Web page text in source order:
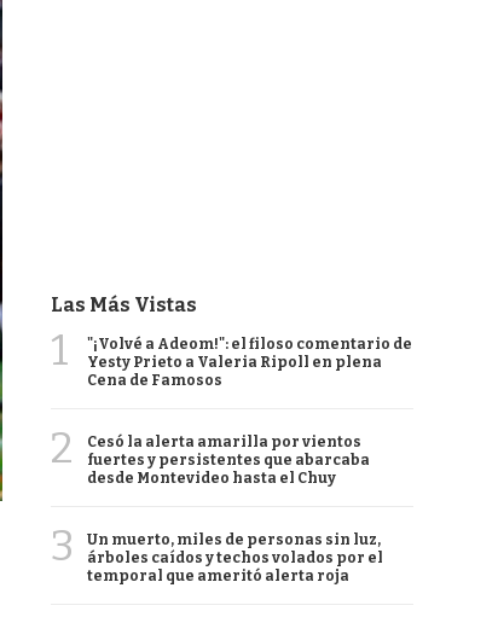
Las Más Vistas
1
"¡Volvé a Adeom!": el filoso comentario de
Yesty Prieto a Valeria Ripoll en plena
Cena de Famosos
2
Cesó la alerta amarilla por vientos
fuertes y persistentes que abarcaba
desde Montevideo hasta el Chuy
3
Un muerto, miles de personas sin luz,
árboles caídos y techos volados por el
temporal que ameritó alerta roja